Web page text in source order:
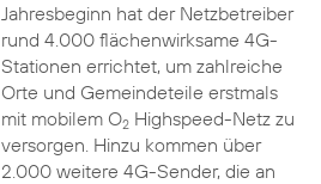
Jahresbeginn hat der Netzbetreiber
rund 4.000 flächenwirksame 4G-
Stationen errichtet, um zahlreiche
Orte und Gemeindeteile erstmals
mit mobilem O2Highspeed-Netz zu
versorgen. Hinzu kommen über
2.000 weitere 4G-Sender, die an